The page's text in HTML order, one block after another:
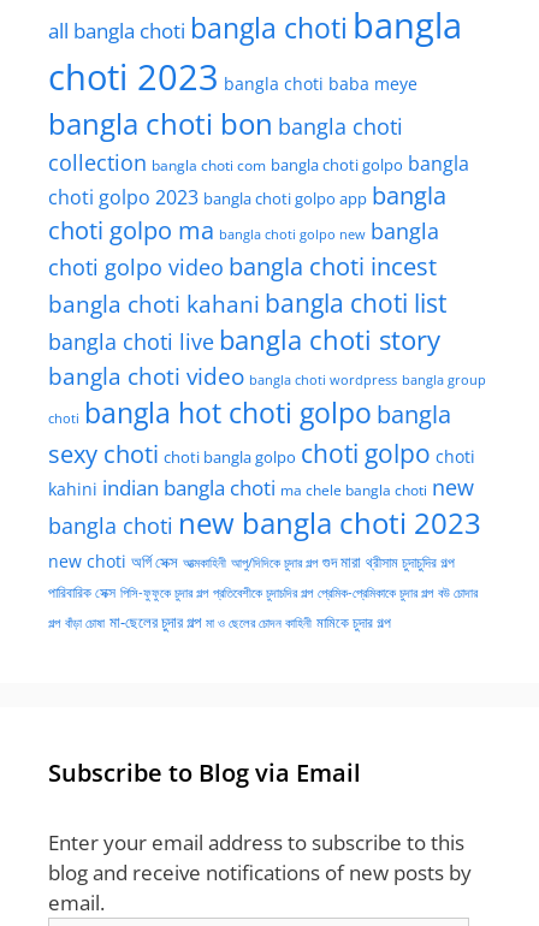
all bangla choti bangla choti bangla
choti 2023 bangla choti baba meye
bangla choti bon bangla choti
collection bangla choti com bangla choti golpo bangla
choti golpo 2023 bangla choti golpo app bangla
choti golpo ma bangla choti golpo new bangla
choti golpo video bangla choti incest
bangla choti kahani bangla choti list
bangla choti live bangla choti story
bangla choti video bangla choti wordpress bangla group
choti bangla hot choti golpo bangla
sexy choti choti bangla golpo choti golpo choti
kahini indian bangla choti ma chele bangla choti new
bangla choti new bangla choti 2023
new choti অর্গি সেক্স আত্মকাহিনী আপু/দিদিকে চুদার গল্প গুদ মারা থ্রীসাম চুদাচুদির গল্প
পারিবারিক সেক্স পিসি-ফুফুকে চুদার গল্প প্রতিবেশীকে চুদাচদির গল্প প্রেমিক-প্রেমিকাকে চুদার গল্প বউ চোদার
গল্প বাঁড়া চোষা মা-ছেলের চুদার গল্প মা ও ছেলের চোদন কাহিনী মামিকে চুদার গল্প
Subscribe to Blog via Email
Enter your email address to subscribe to this
blog and receive notifications of new posts by
email.